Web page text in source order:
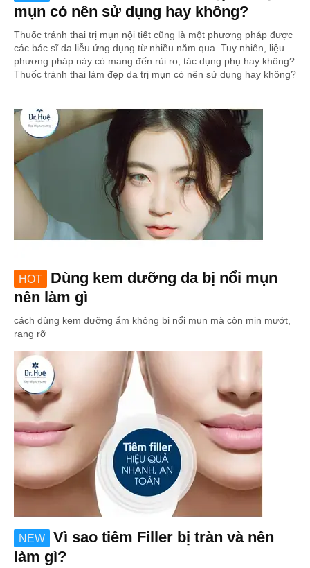
mụn có nên sử dụng hay không?
Thuốc tránh thai trị mụn nội tiết cũng là một phương pháp được
các bác sĩ da liễu ứng dụng từ nhiều năm qua. Tuy nhiên, liệu
phương pháp này có mang đến rủi ro, tác dụng phụ hay không?
Thuốc tránh thai làm đẹp da trị mụn có nên sử dụng hay không?
HOT
Dùng kem dưỡng da bị nổi mụn
nên làm gì
cách dùng kem dưỡng ẩm không bị nổi mụn mà còn mịn mướt,
rạng rỡ
NEW
Vì sao tiêm Filler bị tràn và nên
làm gì?